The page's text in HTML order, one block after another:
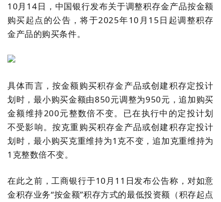
10月 14日，中国银行发布关于调整积存金产品按金额
购买起点的公告，将于2025年10 月 15日起调整积存
金产品的购买条件。
具体而言，按金额购买积存金产品或创建积存定投计
划时，最小购买金额由850元调整为950元，追加购买
金额维持200元整数倍不变。已在执行中的定投计划
不受影响。按克重购买积存金产品或创建积存定投计
划时，最小购买克重维持为1 克不变，追加克重维持为
1 克整数倍不变。
在此之前，工商银行于10 月 11 日发布公告称，对如意
金积存业务“按金额”积存方式的最低投资额（积存起点